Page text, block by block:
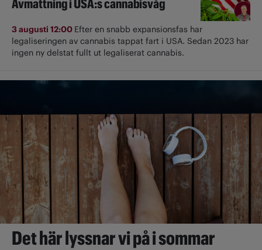
Avmattning i USA:s cannabisvåg
3 augusti 12:00 Efter en snabb expansionsfas har
legaliseringen av cannabis tappat fart i USA. Sedan 2023 har
ingen ny delstat fullt ut ­legaliserat cannabis.
Det här lyssnar vi på i sommar